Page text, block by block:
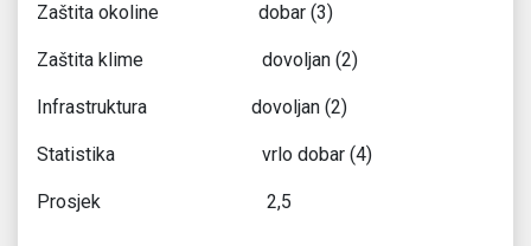
Zaštita okoline dobar (3)
Zaštita klime dovoljan (2)
Infrastruktura dovoljan (2)
Statistika vrlo dobar (4)
Prosjek 2,5